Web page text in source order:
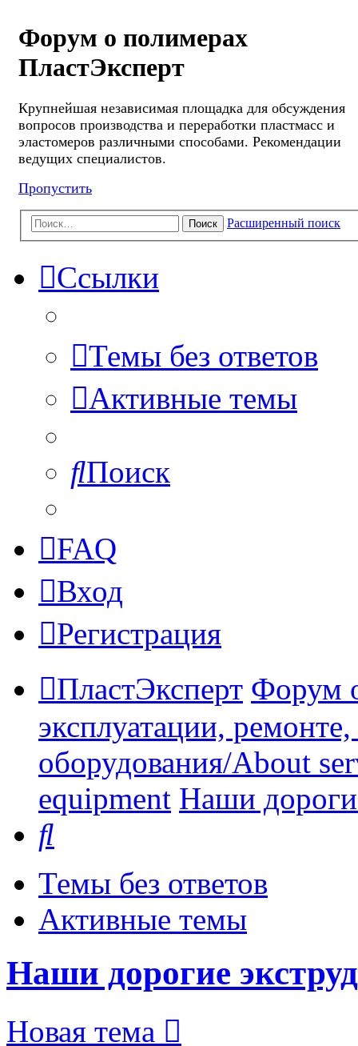
Форум о полимерах
ПластЭксперт
Крупнейшая независимая площадка для обсуждения
вопросов производства и переработки пластмасс и
эластомеров различными способами. Рекомендации
ведущих специалистов.
Пропустить
Поиск Расширенный поиск
Ссылки
Темы без ответов
Активные темы
Поиск
FAQ
Вход
Регистрация
ПластЭксперт Форум
эксплуатации,
оборудования/About
equipment Наши
Темы без ответов
Активные темы
Наши дорогие
Новая тема